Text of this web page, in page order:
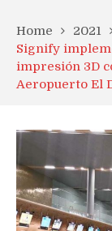
Home 2021
Signify
impresión 3D
Aeropuerto El